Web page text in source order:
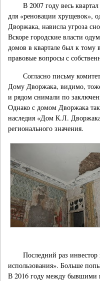
В 2007 году весь
для «реновации хрущевок»,
Дворжака, нависла угроза
Вскоре городские власти
домов в квартале был к
правовые вопросы с
Согласно письму
Дому Дворжака, видимо, тоже
и рядом снимали по
Однако с домом Дворжака
наследия «Дом К.Л.
регионального значения.
Последний раз
использования». Больше
В 2016 году между бывшими